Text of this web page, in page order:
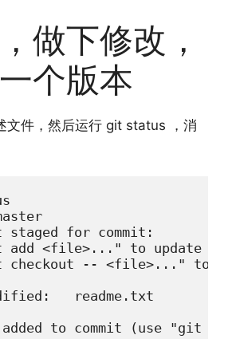
做下修改，
个版本
文件，然后运行 git status ，消
staged for commit:
<file>..." to update
-- <file>..." to
readme.txt
added to commit (use "git